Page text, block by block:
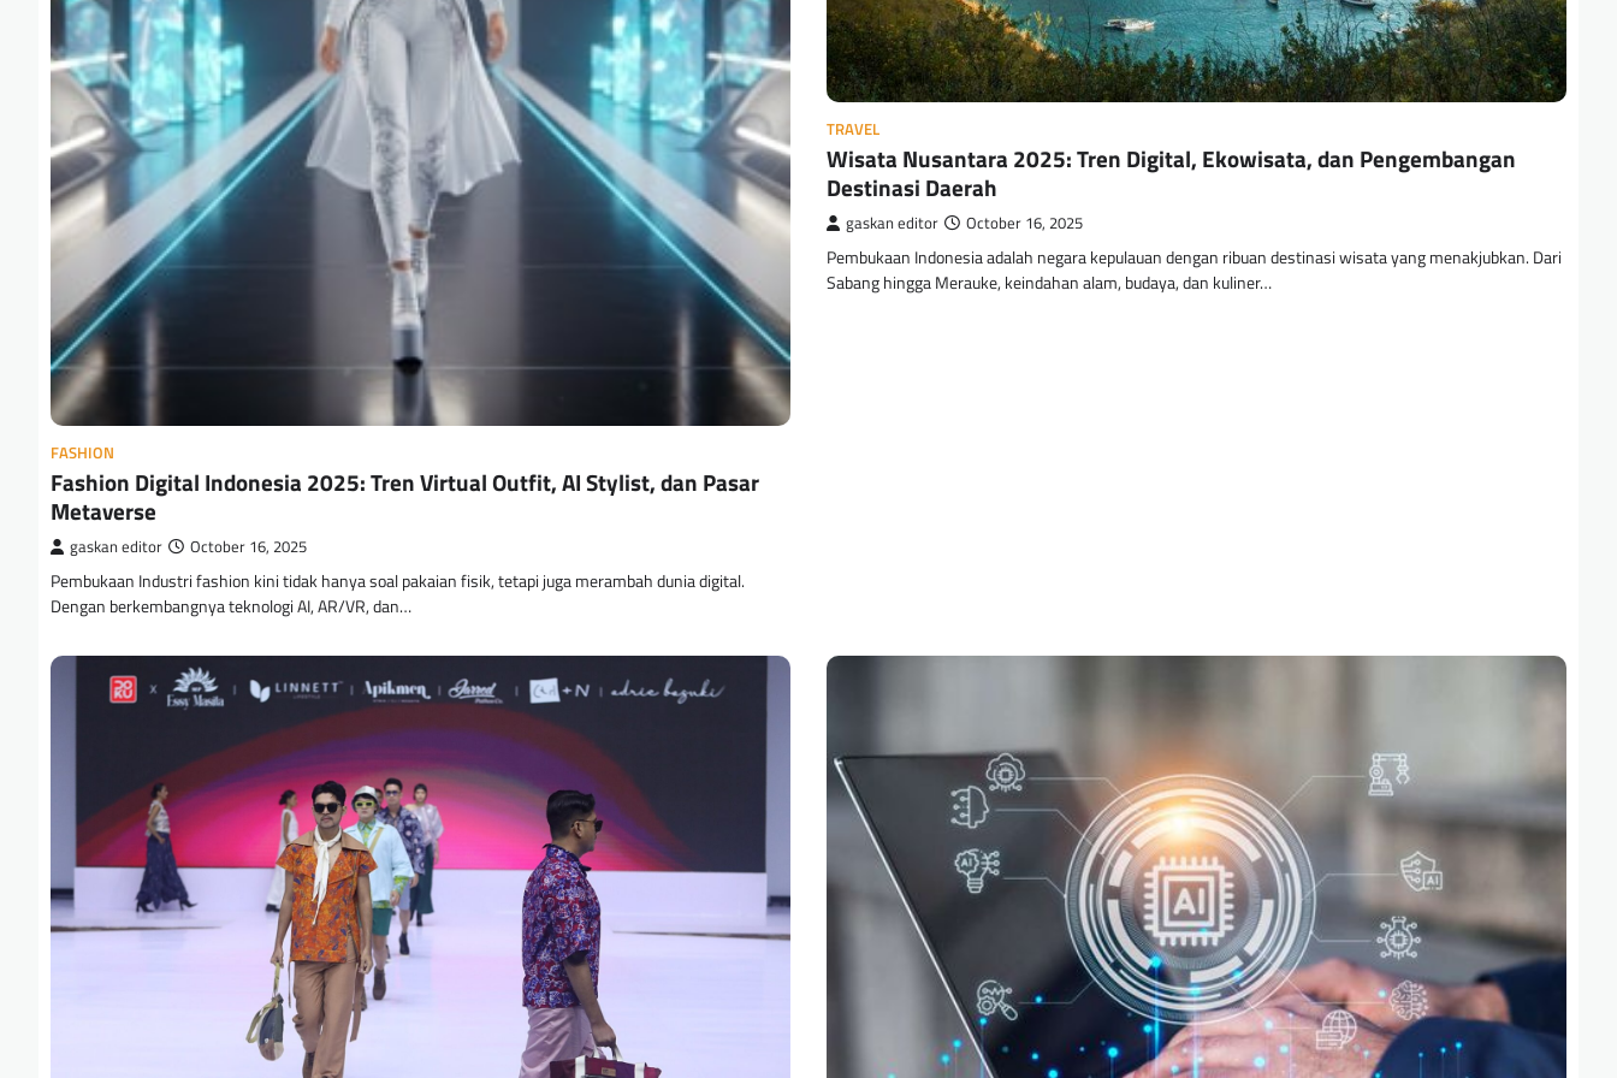
FASHION
Fashion Digital Indonesia 2025: Tren Virtual Outfit, AI Stylist, dan Pasar
Metaverse
gaskan editor October 16, 2025
Pembukaan Industri fashion kini tidak hanya soal pakaian fisik, tetapi juga merambah dunia digital.
Dengan berkembangnya teknologi AI, AR/VR, dan…
TRAVEL
Wisata Nusantara 2025: Tren Digital, Ekowisata, dan Pengembangan
Destinasi Daerah
gaskan editor October 16, 2025
Pembukaan Indonesia adalah negara kepulauan dengan ribuan destinasi wisata yang menakjubkan. Dari
Sabang hingga Merauke, keindahan alam, budaya, dan kuliner…